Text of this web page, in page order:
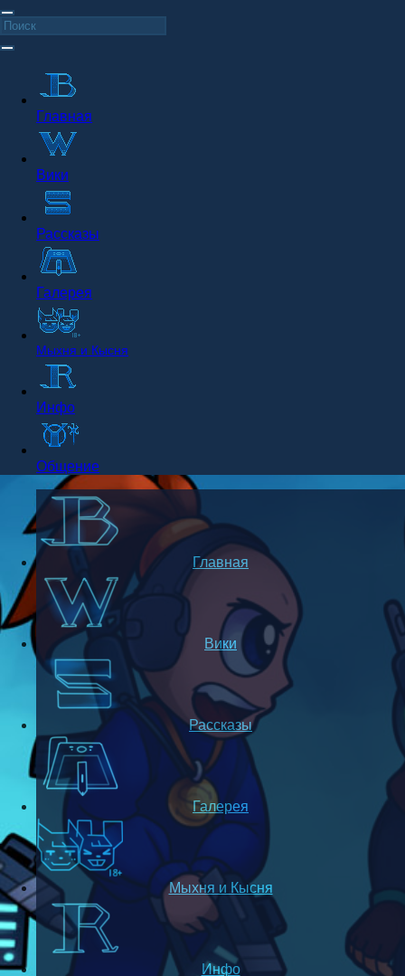
Главная
Вики
Рассказы
Галерея
Мыхня и Кысня
Инфо
Общение
Главная
Вики
Рассказы
Галерея
Мыхня и Кысня
Инфо